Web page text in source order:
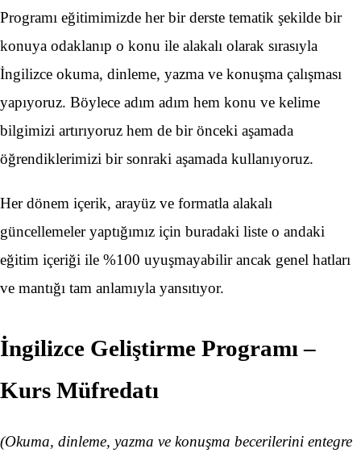
Programı eğitimimizde her bir derste tematik şekilde bir
konuya odaklanıp o konu ile alakalı olarak sırasıyla
İngilizce okuma, dinleme, yazma ve konuşma çalışması
yapıyoruz. Böylece adım adım hem konu ve kelime
bilgimizi artırıyoruz hem de bir önceki aşamada
öğrendiklerimizi bir sonraki aşamada kullanıyoruz.
Her dönem içerik, arayüz ve formatla alakalı
güncellemeler yaptığımız için buradaki liste o andaki
eğitim içeriği ile %100 uyuşmayabilir ancak genel hatları
ve mantığı tam anlamıyla yansıtıyor.
İngilizce Geliştirme Programı –
Kurs Müfredatı
(Okuma, dinleme, yazma ve konuşma becerilerini entegre